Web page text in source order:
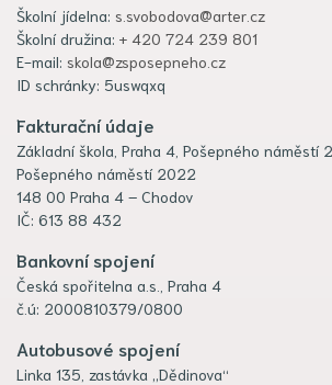
Školní jídelna: s.svobodova@arter.cz
Školní družina: + 420 724 239 801
E-mail: skola@zsposepneho.cz
ID schránky: 5uswqxq
Fakturační údaje
Základní škola, Praha 4, Pošepného náměstí
Pošepného náměstí 2022
148 00 Praha 4 – Chodov
IČ: 613 88 432
Bankovní spojení
Česká spořitelna a.s., Praha 4
č.ú: 2000810379/0800
Autobusové spojení
Linka 135, zastávka „Dědinova“